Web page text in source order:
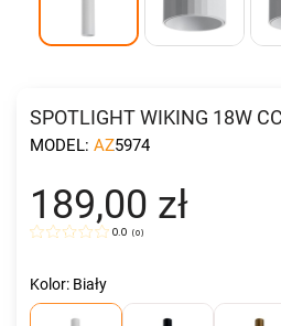
SPOTLIGHT WIKING 18W
MODEL: AZ5974
189,00 zł
0.0 (0)
Kolor: Biały